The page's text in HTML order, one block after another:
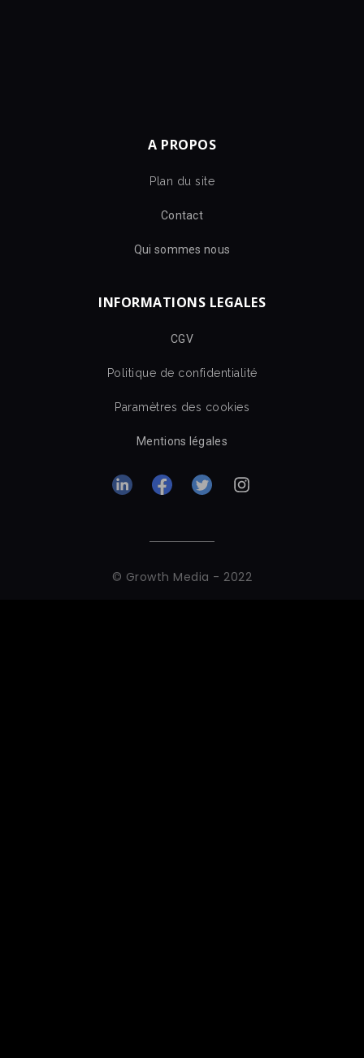
A PROPOS
Plan du site
Contact
Qui sommes nous
INFORMATIONS LEGALES
CGV
Politique de confidentialité
Paramètres des cookies
Mentions légales
© Growth Media - 2022